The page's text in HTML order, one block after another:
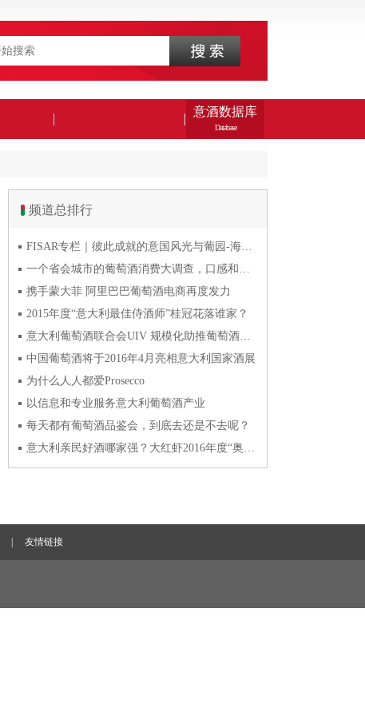
意酒数据库
Database
频道总排行
FISAR专栏｜彼此成就的意国风光与葡园-海风与火山淬炼的潘
一个省会城市的葡萄酒消费大调查，口感和口碑最关键
携手蒙大菲 阿里巴巴葡萄酒电商再度发力
2015年度“意大利最佳侍酒师”桂冠花落谁家？
意大利葡萄酒联合会UIV 规模化助推葡萄酒产业发展
中国葡萄酒将于2016年4月亮相意大利国家酒展
为什么人人都爱Prosecco
以信息和专业服务意大利葡萄酒产业
每天都有葡萄酒品鉴会，到底去还是不去呢？
意大利亲民好酒哪家强？大红虾2016年度“奥斯卡”奖发布
友情链接